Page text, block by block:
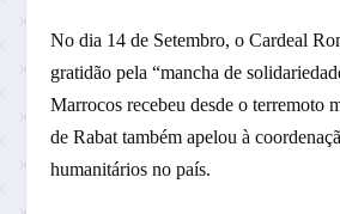
No dia 14 de Setembro, o Cardeal
gratidão pela “mancha de
Marrocos recebeu desde o terremoto
de Rabat também apelou à
humanitários no país.